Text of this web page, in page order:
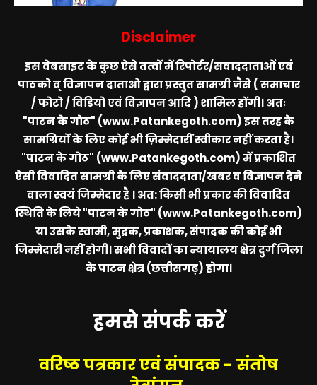
Disclaimer
इस वेबसाइट के कुछ ऐसे तत्वों में रिपोर्टर/सवाददाताओं एवं
पाठको व् विज्ञापन दाताओ द्वारा प्रस्तुत सामग्री जैसे ( समाचार
/ फोटो / विडियो एवं विज्ञापन आदि ) शामिल होंगी। अतः
"पाटन के गोठ" (www.Patankegoth.com)इस तरह के
सामग्रियों के लिए कोई भी ज़िम्मेदारीं स्वीकार नहीं करता है।
"पाटन के गोठ" (www.Patankegoth.com)में प्रकाशित
ऐसी विवादित सामग्री के लिए संवाददाता/खबर व विज्ञापन देने
वाला स्वयं जिम्मेदार है । अत: किसी भी प्रकार की विवादित
स्थिति के लिये"पाटन के गोठ" (www.Patankegoth.com)
या उसके स्वामी, मुद्रक, प्रकाशक, संपादक की कोई भी
जिम्मेदारी नहीं होगी। सभी विवादों का न्यायालय क्षेत्र दुर्ग जिला
के पाटन क्षेत्र (छत्तीसगढ़) होगा।
हमसे संपर्क करें
वरिष्ठ पत्रकार एवं संपादक - संतोष